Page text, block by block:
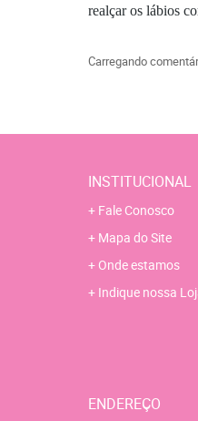
realçar os lábios
Carregando
INSTITUCIONAL
Fale Conosco
Mapa do Site
Onde estamos
Indique nossa
ENDEREÇO